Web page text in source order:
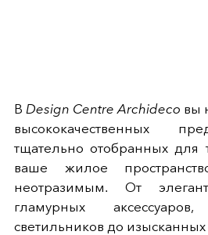
В Design Centre Archideco вы
высококачественных
тщательно отобранных для
ваше жилое
неотразимым. От
гламурных
светильников до изысканных